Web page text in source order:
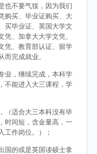
也不要气馁，因为我们
购买、毕业证购买、大
买毕业证、英国大学文
、加拿大大学文凭、
凭、教育部认证、留学
而完成就业。
业，继续完成，本科学
不能进入大三课程，学
（适合大三本科没有毕
时间短，含金量高，一
工作岗位。）；
国的或是英国读硕士拿